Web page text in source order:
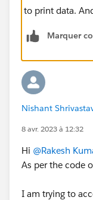
to print data.
Marquer
Nishant
8 avr. 2023 à 12:32
Hi @Rakesh
As per the code
I am trying to